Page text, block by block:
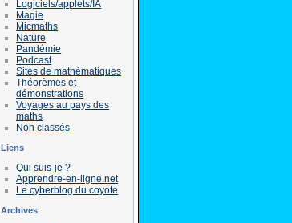
Logiciels/applets/IA
Magie
Micmaths
Nature
Pandémie
Podcast
Sites de mathématiques
Théorèmes et
démonstrations
Voyages au pays des
maths
Non classés
Liens
Qui suis-je ?
Apprendre-en-ligne.net
Le cyberblog du coyote
Archives